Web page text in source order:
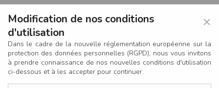
×
Modification de nos conditions
d'utilisation
Dans le cadre de la nouvelle réglementation européenne sur la
protection des données personnelles (RGPD), nous vous invitons
à prendre connaissance de nos nouvelles conditions d'utilisation
ci-dessous et à les accepter pour continuer.